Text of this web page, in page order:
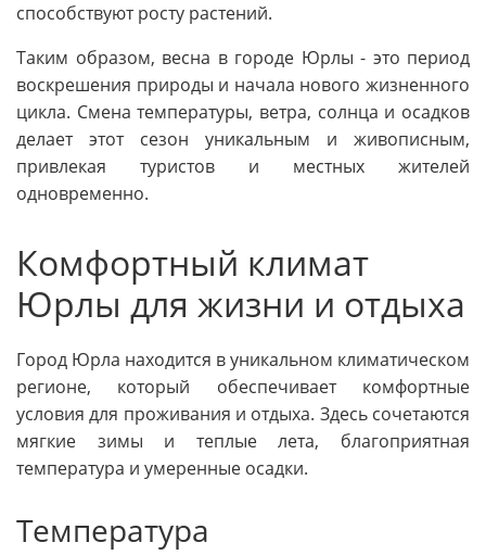
способствуют росту растений.
Таким образом, весна в городе Юрлы - это период
воскрешения природы и начала нового жизненного
цикла. Смена температуры, ветра, солнца и осадков
делает этот сезон уникальным и живописным,
привлекая туристов и местных жителей
одновременно.
Комфортный климат
Юрлы для жизни и отдыха
Город Юрла находится в уникальном климатическом
регионе, который обеспечивает комфортные
условия для проживания и отдыха. Здесь сочетаются
мягкие зимы и теплые лета, благоприятная
температура и умеренные осадки.
Температура